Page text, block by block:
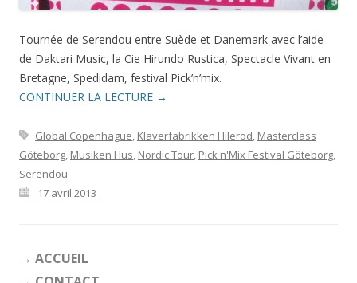
Tournée de Serendou entre Suède et Danemark avec l’aide
de Daktari Music, la Cie Hirundo Rustica, Spectacle Vivant en
Bretagne, Spedidam, festival Pick’n’mix.
CONTINUER LA LECTURE →
Global Copenhague Klaverfabrikken Hilerod Masterclass
Göteborg Musiken Hus Nordic Tour Pick n'Mix Festival Göteborg
Serendou
17 avril 2013
→ ACCUEIL